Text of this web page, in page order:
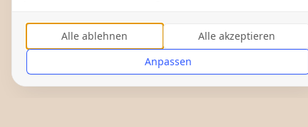
Alle ablehnen
Alle akzeptieren
Anpassen